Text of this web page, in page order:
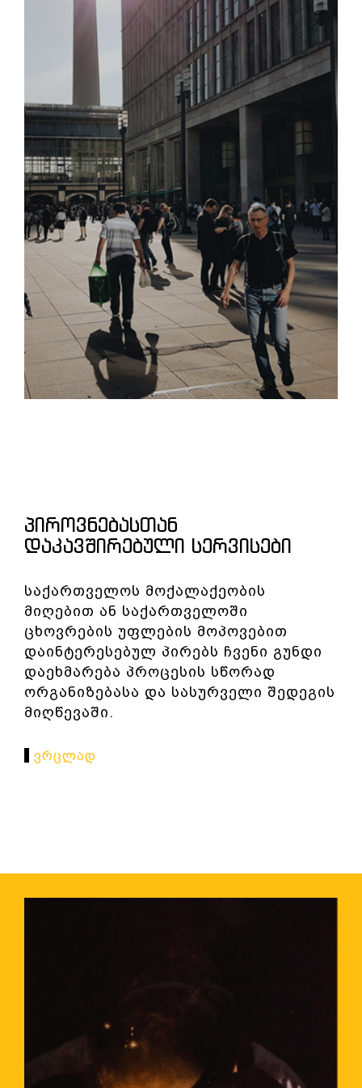
ᲞᲘᲠᲝᲕᲜᲔᲑᲐᲡᲗᲐᲜ
ᲓᲐᲙᲐᲕᲨᲘᲠᲔᲑᲣᲚᲘ ᲡᲔᲠᲕᲘᲡᲔᲑᲘ
საქართველოს მოქალაქეობის
მიღებით ან საქართველოში
ცხოვრების უფლების მოპოვებით
დაინტერესებულ პირებს ჩვენი გუნდი
დაეხმარება პროცესის სწორად
ორგანიზებასა და სასურველი შედეგის
მიღწევაში.
Ვრცლად